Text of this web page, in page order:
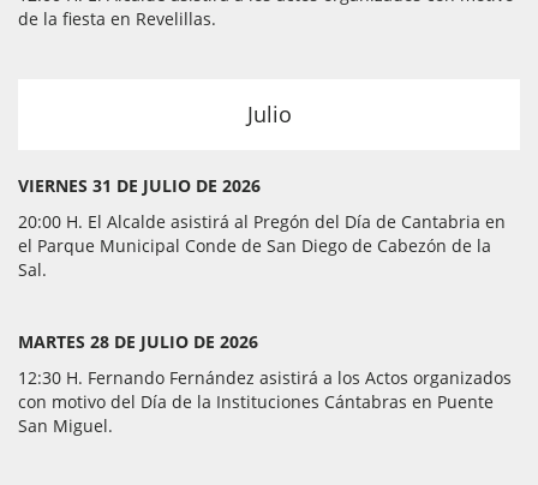
de la fiesta en Revelillas.
Julio
VIERNES 31 DE JULIO DE 2026
20:00 H. El Alcalde asistirá al Pregón del Día de Cantabria en
el Parque Municipal Conde de San Diego de Cabezón de la
Sal.
MARTES 28 DE JULIO DE 2026
12:30 H. Fernando Fernández asistirá a los Actos organizados
con motivo del Día de la Instituciones Cántabras en Puente
San Miguel.